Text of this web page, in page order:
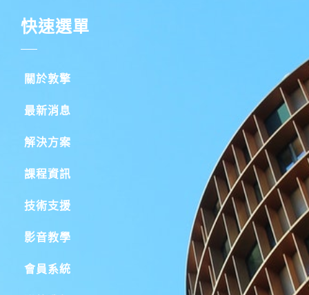
快速選單
關於敦擎
最新消息
解決方案
課程資訊
技術支援
影音教學
會員系統